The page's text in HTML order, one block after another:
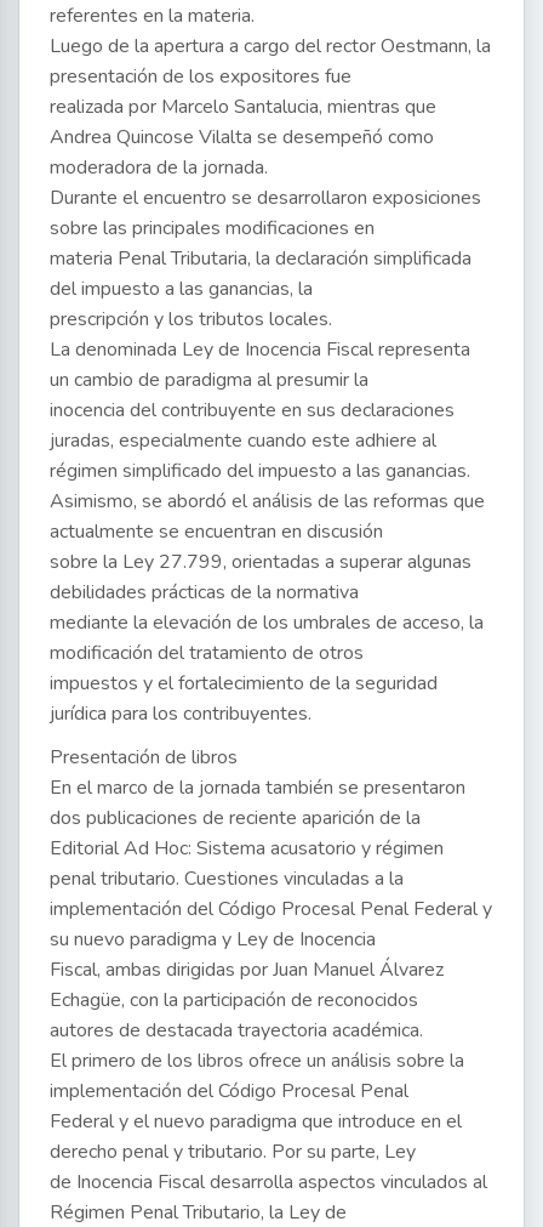
referentes en la materia.
Luego de la apertura a cargo del rector Oestmann, la
presentación de los expositores fue
realizada por Marcelo Santalucia, mientras que
Andrea Quincose Vilalta se desempeñó como
moderadora de la jornada.
Durante el encuentro se desarrollaron exposiciones
sobre las principales modificaciones en
materia Penal Tributaria, la declaración simplificada
del impuesto a las ganancias, la
prescripción y los tributos locales.
La denominada Ley de Inocencia Fiscal representa
un cambio de paradigma al presumir la
inocencia del contribuyente en sus declaraciones
juradas, especialmente cuando este adhiere al
régimen simplificado del impuesto a las ganancias.
Asimismo, se abordó el análisis de las reformas que
actualmente se encuentran en discusión
sobre la Ley 27.799, orientadas a superar algunas
debilidades prácticas de la normativa
mediante la elevación de los umbrales de acceso, la
modificación del tratamiento de otros
impuestos y el fortalecimiento de la seguridad
jurídica para los contribuyentes.
Presentación de libros
En el marco de la jornada también se presentaron
dos publicaciones de reciente aparición de la
Editorial Ad Hoc: Sistema acusatorio y régimen
penal tributario. Cuestiones vinculadas a la
implementación del Código Procesal Penal Federal y
su nuevo paradigma y Ley de Inocencia
Fiscal, ambas dirigidas por Juan Manuel Álvarez
Echagüe, con la participación de reconocidos
autores de destacada trayectoria académica.
El primero de los libros ofrece un análisis sobre la
implementación del Código Procesal Penal
Federal y el nuevo paradigma que introduce en el
derecho penal y tributario. Por su parte, Ley
de Inocencia Fiscal desarrolla aspectos vinculados al
Régimen Penal Tributario, la Ley de